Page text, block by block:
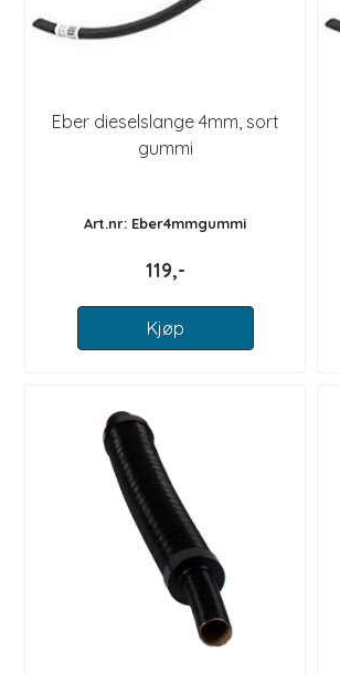
Eber dieselslange 4mm, sort
gummi
Art.nr: Eber4mmgummi
119,-
Kjøp